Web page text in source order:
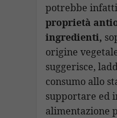
potrebbe
proprietà
ingredienti,
origine
suggerisce,
consumo allo
supportare ed
alimentazione